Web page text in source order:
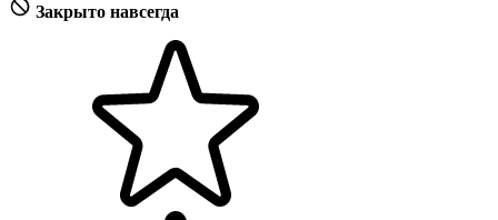
Закрыто навсегда